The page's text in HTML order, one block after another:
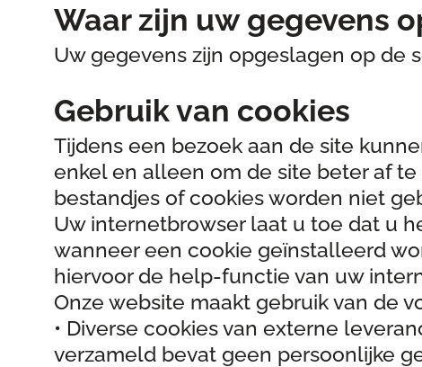
Waar zijn uw gegevens
Uw gegevens zijn opgeslagen op de
Gebruik van cookies
Tijdens een bezoek aan de site
enkel en alleen om de site beter af
bestandjes of cookies worden niet
Uw internetbrowser laat u toe dat u
wanneer een cookie geïnstalleerd
hiervoor de help-functie van uw
Onze website maakt gebruik van de
• Diverse cookies van externe
verzameld bevat geen persoonlijke